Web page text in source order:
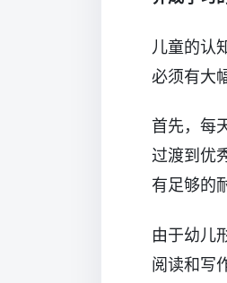
儿童的认
必须有大
首先，每
过渡到优
有足够的
由于幼儿
阅读和写